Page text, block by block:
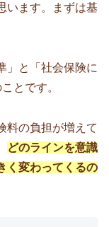
います。まずは基
」と「社会保険に
とです。
料の負担が増えて
どのラインを意識
く変わってくるの